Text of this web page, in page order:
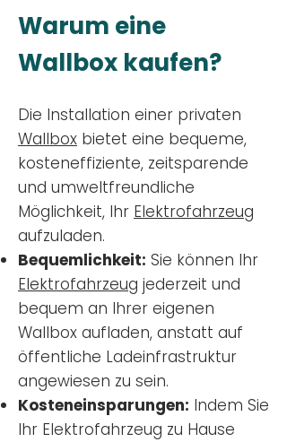
Warum eine
Wallbox kaufen?
Die Installation einer privaten
Wallbox bietet eine bequeme,
kosteneffiziente, zeitsparende
und umweltfreundliche
Möglichkeit, Ihr Elektrofahrzeug
aufzuladen.
Bequemlichkeit: Sie können Ihr
Elektrofahrzeug jederzeit und
bequem an Ihrer eigenen
Wallbox aufladen, anstatt auf
öffentliche Ladeinfrastruktur
angewiesen zu sein.
Kosteneinsparungen: Indem Sie
Ihr Elektrofahrzeug zu Hause